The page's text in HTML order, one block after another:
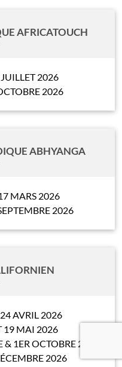
AFRICATOUCH
2026
2026
ABHYANGA
MARS 2026
2026
AVRIL 2026
19 MAI 2026
& 1ER OCTOBRE 2026
2026